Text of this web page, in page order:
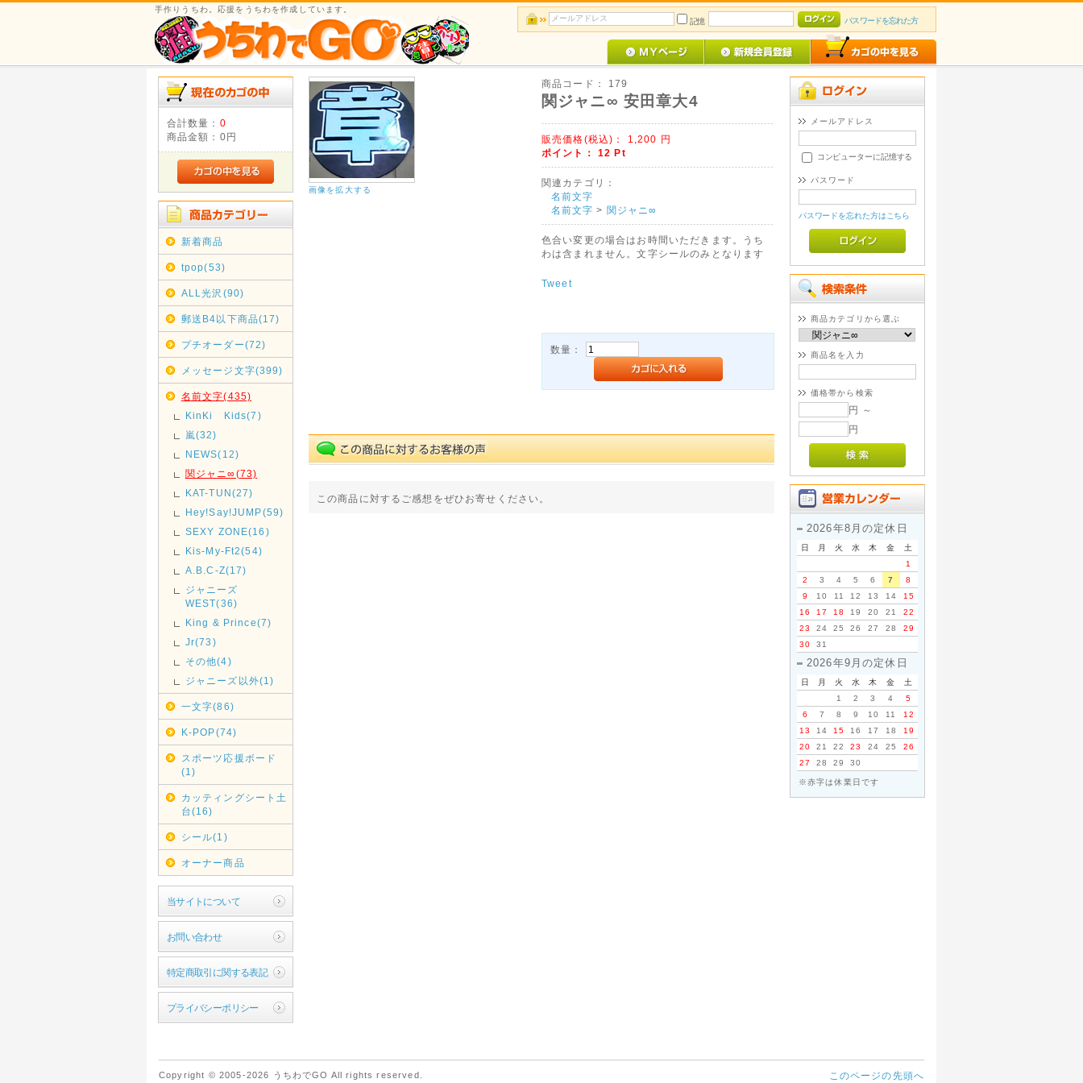
手作りうちわ。応援をうちわを作成しています。
記憶
パスワードを忘れた方
合計数量： 0
商品金額： 0円
新着商品
tpop(53)
ALL光沢(90)
郵送B4以下商品(17)
プチオーダー(72)
メッセージ文字(399)
名前文字(435)
KinKi Kids(7)
嵐(32)
NEWS(12)
関ジャニ∞(73)
KAT-TUN(27)
Hey!Say!JUMP(59)
SEXY ZONE(16)
Kis-My-Ft2(54)
A.B.C-Z(17)
ジャニーズ
WEST(36)
King & Prince(7)
Jr(73)
その他(4)
ジャニーズ以外(1)
一文字(86)
K-POP(74)
スポーツ応援ボード
(1)
カッティングシート土
台(16)
シール(1)
オーナー商品
当サイトについて
お問い合わせ
特定商取引に関する表記
プライバシーポリシー
画像を拡大する
商品コード： 179
関ジャニ∞ 安田章大4
販売価格(税込)： 1,200 円
ポイント： 12 Pt
関連カテゴリ：
名前文字
名前文字 > 関ジャニ∞
色合い変更の場合はお時間いただきます。うち
わは含まれません。文字シールのみとなります
Tweet
数量：
この商品に対するご感想をぜひお寄せください。
メールアドレス
コンピューターに記憶する
パスワード
パスワードを忘れた方はこちら
商品カテゴリから選ぶ
商品名を入力
価格帯から検索
円 ～
円
2026年8月の定休日
日 月 火 水 木 金
土
1
2
3 4 5 6 7
8
9
10 11 12 13 14
15
16
17 18 19 20 21
22
23
24 25 26 27 28
29
30
31
2026年9月の定休日
日 月 火 水 木 金
土
1
2 3 4
5
6
7 8 9 10 11
12
13
14 15 16 17 18
19
20
21 22 23 24 25
26
27
28 29 30
※赤字は休業日です
このページの先頭へ
Copyright © 2005-2026 うちわでGO All rights reserved.